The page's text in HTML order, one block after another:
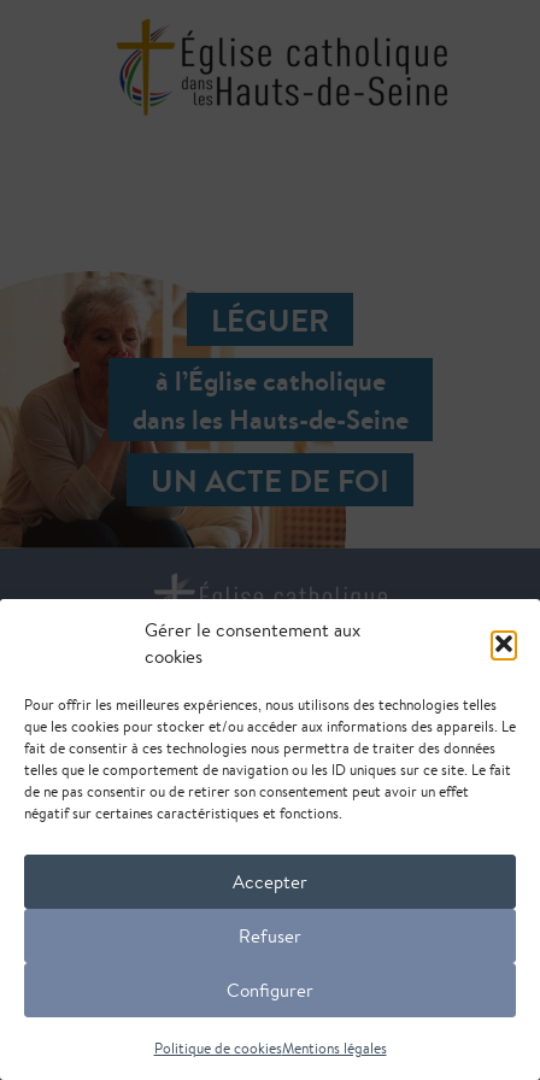
Gérer le consentement aux
cookies
Pour offrir les meilleures expériences, nous utilisons des technologies telles
que les cookies pour stocker et/ou accéder aux informations des appareils. Le
fait de consentir à ces technologies nous permettra de traiter des données
telles que le comportement de navigation ou les ID uniques sur ce site. Le fait
de ne pas consentir ou de retirer son consentement peut avoir un effet
négatif sur certaines caractéristiques et fonctions.
Accepter
Refuser
Configurer
Politique de cookiesMentions légales
LÉGUER
à l’Église catholique
dans les Hauts-de-Seine
UN ACTE DE FOI
85 rue de Suresnes
92000 Nanterre
© Diocèse de Nanterre - 2026 -mentions légales